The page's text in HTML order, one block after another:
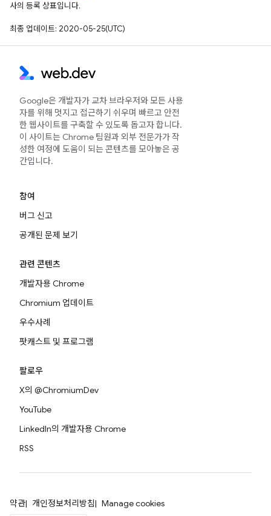
사의 등록 상표입니다.
최종 업데이트: 2020-05-25(UTC)
Google은 개발자가 교차 브라우저와 모든 사용
자를 위해 멋지고 접근하기 쉬우며 빠르고 안전
한 웹사이트를 구축할 수 있도록 돕고자 합니다.
이 사이트는 Chrome 팀원과 외부 전문가가 작
성한 여정에 도움이 되는 콘텐츠를 모아놓은 공
간입니다.
참여
버그 신고
공개된 문제 보기
관련 콘텐츠
개발자용 Chrome
Chromium 업데이트
우수사례
팟캐스트 및 프로그램
팔로우
X의 @ChromiumDev
YouTube
LinkedIn의 개발자용 Chrome
RSS
약관 개인정보처리방침 Manage cookies